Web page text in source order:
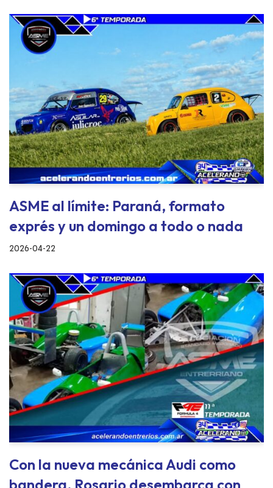
ASME al límite: Paraná, formato
exprés y un domingo a todo o nada
2026-04-22
Con la nueva mecánica Audi como